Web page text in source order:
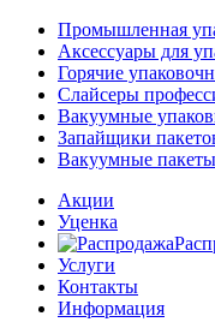
Промышленная
Аксессуары для
Горячие
Слайсеры
Вакуумные
Запайщики
Вакуумные пакеты
Акции
Уценка
Услуги
Контакты
Информация